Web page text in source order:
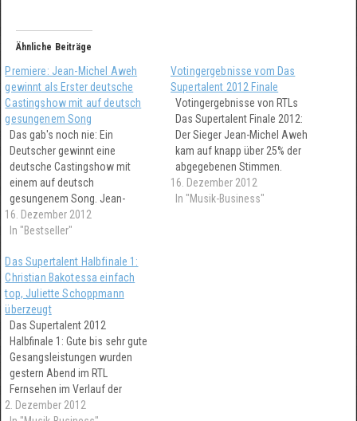
Ähnliche Beiträge
Premiere: Jean-Michel Aweh
gewinnt als Erster deutsche
Castingshow mit auf deutsch
gesungenem Song
Das gab's noch nie: Ein
Deutscher gewinnt eine
deutsche Castingshow mit
einem auf deutsch
gesungenem Song. Jean-
Michel Aweh (20, aus Kassel)
gelang diese bemerkenswerte
RTL Castingshow 'Das
Supertalent'! Extra Extra: Das
große Castingshow Chart
Battle 2012 steht an!
Spannung! Der frisch gekürte
'Das Supertalent 2012'…
16. Dezember 2012
In "Bestseller"
Votingergebnisse vom Das
Supertalent 2012 Finale
Votingergebnisse von RTLs
Das Supertalent Finale 2012:
Der Sieger Jean-Michel Aweh
kam auf knapp über 25% der
abgegebenen Stimmen.
Wieviel Prozente gab es für die
Mädels?
16. Dezember 2012
In "Musik-Business"
Das Supertalent Halbfinale 1:
Christian Bakotessa einfach
top, Juliette Schoppmann
überzeugt
Das Supertalent 2012
Halbfinale 1: Gute bis sehr gute
Gesangsleistungen wurden
gestern Abend im RTL
Fernsehen im Verlauf der
Castingshow 'Das Supertalent'
2. Dezember 2012